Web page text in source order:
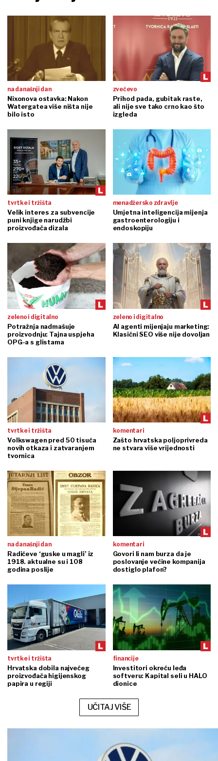
na današnji dan
Nixonova ostavka: Nakon
Watergatea više ništa nije
bilo isto
zvečevo
Prihod pada, gubitak raste,
ali nije sve tako crno kao što
izgleda
tvrtke i tržišta
Velik interes za subvencije
puni knjige narudžbi
proizvođača dizala
menadžersko zdravlje
Umjetna inteligencija mijenja
gastroenterologiju i
endoskopiju
zeleno i digitalno
Potražnja nadmašuje
proizvodnju: Tajna uspjeha
OPG-a s glistama
zeleno i digitalno
AI agenti mijenjaju marketing:
Klasični SEO više nije dovoljan
tvrtke i tržišta
Volkswagen pred 50 tisuća
novih otkaza i zatvaranjem
tvornica
komentari
Zašto hrvatska poljoprivreda
ne stvara više vrijednosti
na današnji dan
Radićeve ‘guske u magli’ iz
1918. aktualne su i 108
godina poslije
komentari
Govori li nam burza da je
poslovanje većine kompanija
dostiglo plafon?
tvrtke i tržišta
Hrvatska dobila najvećeg
proizvođača higijenskog
papira u regiji
financije
Investitori okreću leđa
softveru: Kapital seli u HALO
dionice
UČITAJ VIŠE